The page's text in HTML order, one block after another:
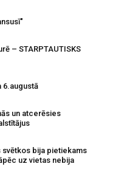
– STARPTAUTISKS
6.augustā
un atcerēsies
svētkos bija pietiekams
uz vietas nebija